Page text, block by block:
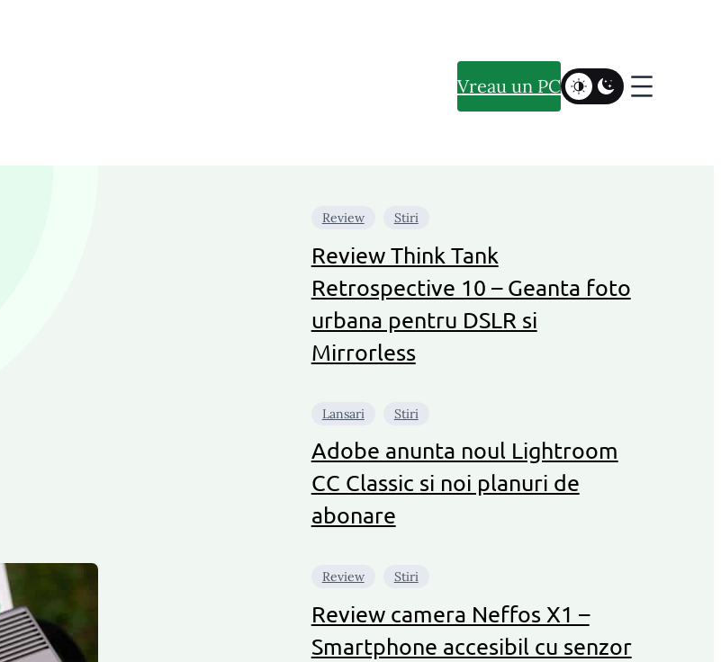
Vreau un PC
Review Stiri
Review Think Tank
Retrospective 10 – Geanta foto
urbana pentru DSLR si
Mirrorless
Lansari Stiri
Adobe anunta noul Lightroom
CC Classic si noi planuri de
abonare
Review Stiri
Review camera Neffos X1 –
Smartphone accesibil cu senzor